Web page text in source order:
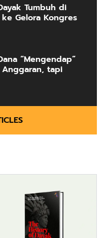
Tumbuh di
Gelora Kongres
“Mengendap”
Anggaran, tapi